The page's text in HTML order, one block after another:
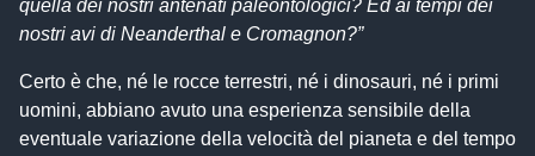
quella dei nostri antenati paleontologici? Ed ai tempi dei
nostri avi di Neanderthal e Cromagnon?”
Certo è che, né le rocce terrestri, né i dinosauri, né i primi
uomini, abbiano avuto una esperienza sensibile della
eventuale variazione della velocità del pianeta e del tempo